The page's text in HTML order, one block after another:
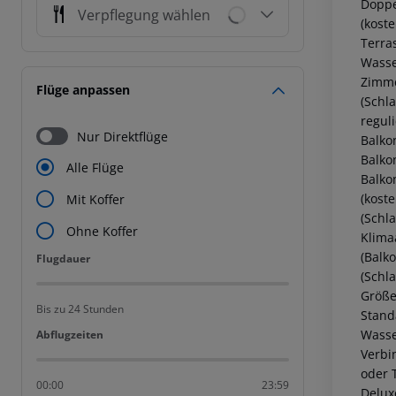
Verpflegung wählen
Flüge anpassen
Nur Direktflüge
Alle Flüge
Mit Koffer
Ohne Koffer
Flugdauer
Flugdauer
Bis zu 24 Stunden
Abflugzeiten
Abflugzeiten
00:00 23:59
oder